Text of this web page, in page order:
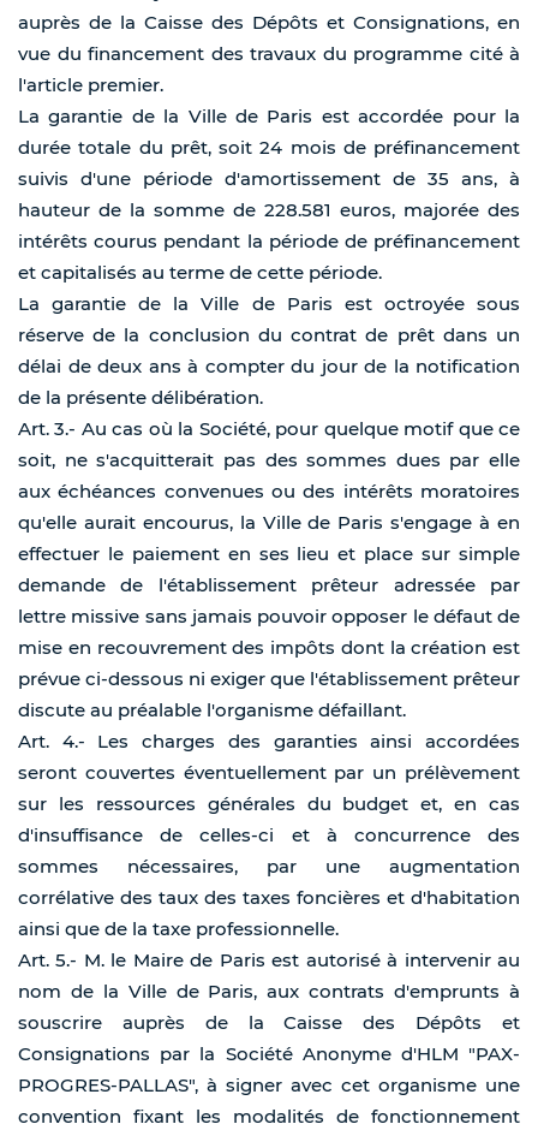
auprès de la Caisse des Dépôts et Consignations, en
vue du financement des travaux du programme cité à
l'article premier.
La garantie de la Ville de Paris est accordée pour la
durée totale du prêt, soit 24 mois de préfinancement
suivis d'une période d'amortissement de 35 ans, à
hauteur de la somme de 228.581 euros, majorée des
intérêts courus pendant la période de préfinancement
et capitalisés au terme de cette période.
La garantie de la Ville de Paris est octroyée sous
réserve de la conclusion du contrat de prêt dans un
délai de deux ans à compter du jour de la notification
de la présente délibération.
Art. 3.- Au cas où la Société, pour quelque motif que ce
soit, ne s'acquitterait pas des sommes dues par elle
aux échéances convenues ou des intérêts moratoires
qu'elle aurait encourus, la Ville de Paris s'engage à en
effectuer le paiement en ses lieu et place sur simple
demande de l'établissement prêteur adressée par
lettre missive sans jamais pouvoir opposer le défaut de
mise en recouvrement des impôts dont la création est
prévue ci-dessous ni exiger que l'établissement prêteur
discute au préalable l'organisme défaillant.
Art. 4.- Les charges des garanties ainsi accordées
seront couvertes éventuellement par un prélèvement
sur les ressources générales du budget et, en cas
d'insuffisance de celles-ci et à concurrence des
sommes nécessaires, par une augmentation
corrélative des taux des taxes foncières et d'habitation
ainsi que de la taxe professionnelle.
Art. 5.- M. le Maire de Paris est autorisé à intervenir au
nom de la Ville de Paris, aux contrats d'emprunts à
souscrire auprès de la Caisse des Dépôts et
Consignations par la Société Anonyme d'HLM "PAX-
PROGRES-PALLAS", à signer avec cet organisme une
convention fixant les modalités de fonctionnement